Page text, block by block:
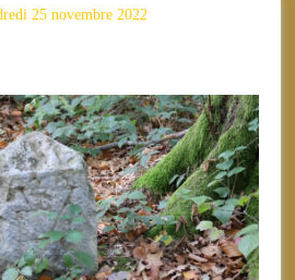
25 novembre 2022